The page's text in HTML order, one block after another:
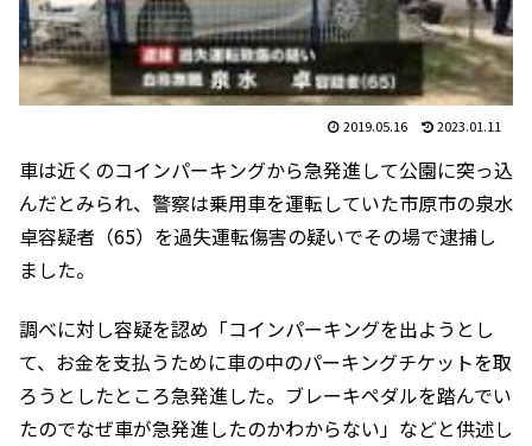
2019.05.16 2023.01.11
車は近くのコインパーキングから急発進して公園に突っ込
んだとみられ、警察は乗用車を運転していた市原市の泉水
卓容疑者（65）を過失運転傷害の疑いでその場で逮捕し
ました。
調べに対し容疑を認め「コインパーキングを出ようとし
て、お金を支払うために車の中のパーキングチケットを取
ろうとしたところ急発進した。ブレーキペダルを踏んでい
たのでなぜ車が急発進したのかわからない」などと供述し